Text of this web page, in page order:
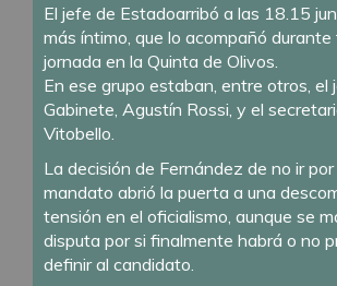
El jefe de Estadoarribó a las 18.15
más íntimo, que lo acompañó durante
jornada en la Quinta de Olivos.
En ese grupo estaban, entre otros, el
Gabinete, Agustín Rossi, y el
Vitobello.
La decisión de Fernández de no ir
mandato abrió la puerta a una
tensión en el oficialismo, aunque se
disputa por si finalmente habrá o no
definir al candidato.